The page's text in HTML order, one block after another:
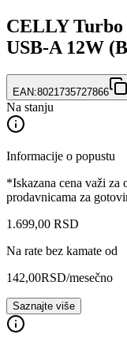
CELLY
USB-A 12W
EAN:8021735727866
Na stanju
Informacije o popustu
*Iskazana cena važi
prodavnicama za
1.699,00 RSD
Na rate bez kamate od
142,00RSD/mesečno
Saznajte više